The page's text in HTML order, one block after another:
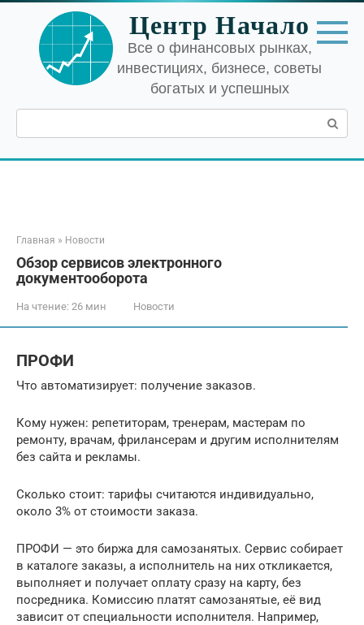
Перейти
контенту
Центр Начало
Все о финансовых рынках,
инвестициях, бизнесе, советы
богатых и успешных
Поиск:
Главная » Новости
Обзор сервисов электронного
документооборота
На чтение: 26 мин Новости
ПРОФИ
Что автоматизирует: получение заказов.
Кому нужен: репетиторам, тренерам, мастерам по
ремонту, врачам, фрилансерам и другим исполнителям
без сайта и рекламы.
Сколько стоит: тарифы считаются индивидуально,
около 3% от стоимости заказа.
ПРОФИ — это биржа для самозанятых. Сервис собирает
в каталоге заказы, а исполнитель на них откликается,
выполняет и получает оплату сразу на карту, без
посредника. Комиссию платят самозанятые, её вид
зависит от специальности исполнителя. Например,